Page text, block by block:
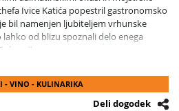
Ivice Katića popestril gastronomsko
bil namenjen ljubiteljem vrhunske
od blizu spoznali delo enega
luksuznega hotela Ambasador v Splitu,
so vključevale preplet tradicionalnih
kulinaričnih tehnik.
- VINO - KULINARIKA
Deli dogodek